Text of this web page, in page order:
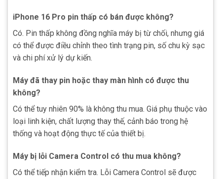
iPhone 16 Pro pin thấp có bán được không?
Có. Pin thấp không đồng nghĩa máy bị từ chối, nhưng giá
có thể được điều chỉnh theo tình trạng pin, số chu kỳ sạc
và chi phí xử lý dự kiến.
Máy đã thay pin hoặc thay màn hình có được thu
không?
Có thể tuy nhiên 90% là không thu mua. Giá phụ thuộc vào
loại linh kiện, chất lượng thay thế, cảnh báo trong hệ
thống và hoạt động thực tế của thiết bị.
Máy bị lỗi Camera Control có thu mua không?
Có thể tiếp nhận kiểm tra. Lỗi Camera Control sẽ được